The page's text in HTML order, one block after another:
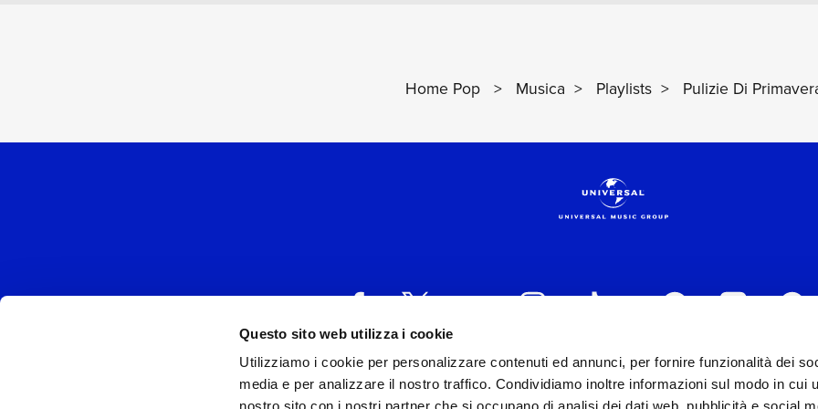
Questo sito web utilizza i cookie
Utilizziamo i cookie per personalizzare contenuti ed annunci, per fornire funzionalità dei
media e per analizzare il nostro traffico. Condividiamo inoltre informazioni sul modo in cui
Home Pop > Musica > Playlists > Pulizie Di
UNIVERSAL MUSIC ITALIA s.r.l. (Società con unico socio) | Via Nervesa,
P.IVA IT03802730154 Iscritta al REA di Milano con il numero 966135 in